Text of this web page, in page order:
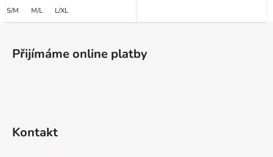
S/M M/L L/XL
Z
Přijímáme online platby
Kontakt